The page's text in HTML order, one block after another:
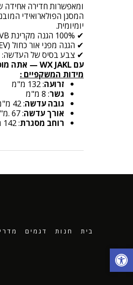
ומאפשרות חדירה אחידה
המסנן הפולארואידי
יומיומית.
✔ 100% הגנה מקרינת UVA/UVB
✔ הגנה מפני אור כחול (HEV)
✔ צבע בסיס של העדשה:
עם WX JAKL — אתה מוכן לכל אתגר.
מידות המשקפיים :
זרועה: 132 מ"מ
גשר: 8 מ"מ
גובה עדשה: 42 מ"מ
אורך עדשה: 67 .מ"מ
רוחב מסגרת: 142 מ"מ
בית חנות דגמים